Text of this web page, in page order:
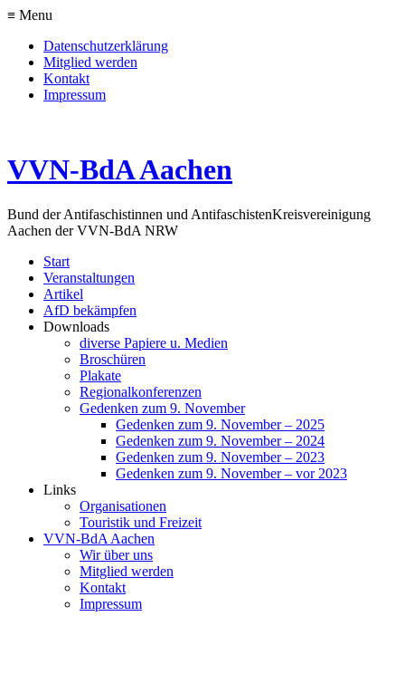
≡ Menu
Datenschutzerklärung
Mitglied werden
Kontakt
Impressum
VVN-BdA Aachen
Bund der Antifaschistinnen und AntifaschistenKreisvereinigung
Aachen der VVN-BdA NRW
Start
Veranstaltungen
Artikel
AfD bekämpfen
Downloads
diverse Papiere u. Medien
Broschüren
Plakate
Regionalkonferenzen
Gedenken zum 9. November
Gedenken zum 9. November – 2025
Gedenken zum 9. November – 2024
Gedenken zum 9. November – 2023
Gedenken zum 9. November – vor 2023
Links
Organisationen
Touristik und Freizeit
VVN-BdA Aachen
Wir über uns
Mitglied werden
Kontakt
Impressum